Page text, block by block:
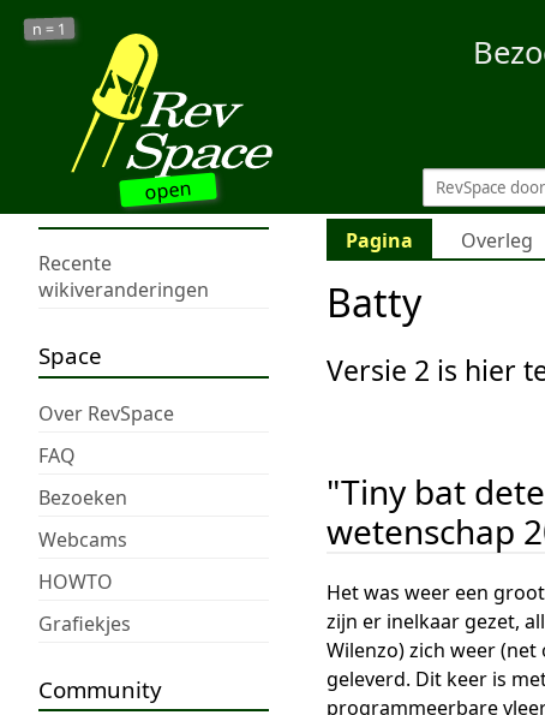
open
n = 1
Recente
wikiveranderingen
Space
Over RevSpace
FAQ
Bezoeken
Webcams
HOWTO
Grafiekjes
Community
Pagina Overleg
Batty
Versie 2 is hier
"Tiny bat
wetenschap
Het was weer een
zijn er inelkaar gezet,
Wilenzo) zich weer
geleverd. Dit keer is
programmeerbare